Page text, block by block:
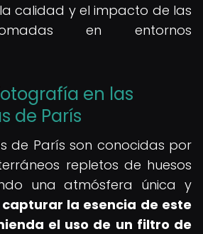
calidad y el impacto de las
en entornos
en las
de París
de París son conocidas por
repletos de huesos
una atmósfera única y
la esencia de este
el uso de un filtro de